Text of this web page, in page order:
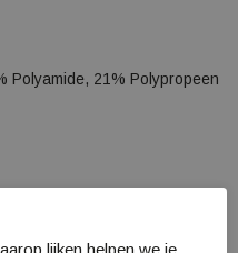
Polyamide, 21% Polypropeen
met zeer lichte padding
lijken helpen we je